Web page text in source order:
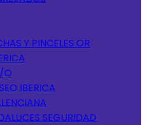
Y PINCELES OR
O
IBERICA
SEGURIDAD